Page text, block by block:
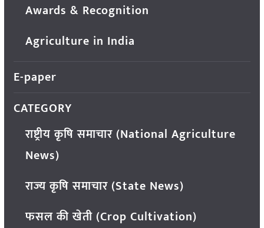
Awards & Recognition
Agriculture in India
E-paper
CATEGORY
राष्ट्रीय कृषि समाचार (National Agriculture
News)
राज्य कृषि समाचार (State News)
फसल की खेती (Crop Cultivation)